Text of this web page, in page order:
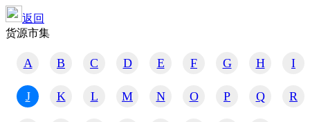
返回
货源市集
A B C D E F G H I
J K L M N O P Q R